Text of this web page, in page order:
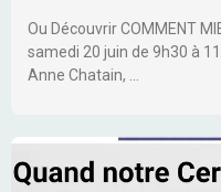
Ou Découvrir COMMENT
samedi 20 juin de 9h30 à
Anne Chatain, …